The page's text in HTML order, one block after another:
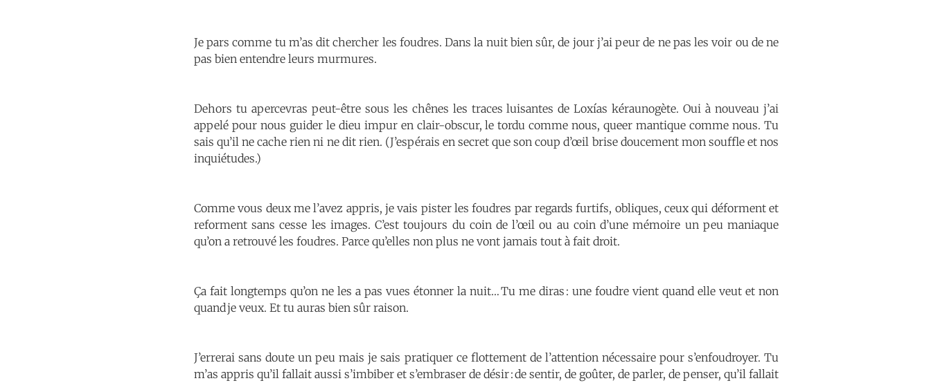
Je pars comme tu m’as dit chercher les foudres. Dans la nuit bien sûr, de jour j’ai peur de ne pas les voir ou de ne
pas bien entendre leurs murmures.
Dehors tu apercevras peut-être sous les chênes les traces luisantes de Loxías kéraunogète. Oui à nouveau j’ai
appelé pour nous guider le dieu impur en clair-obscur, le tordu comme nous, queer mantique comme nous. Tu
sais qu’il ne cache rien ni ne dit rien. (J’espérais en secret que son coup d’œil brise doucement mon souffle et nos
inquiétudes.)
Comme vous deux me l’avez appris, je vais pister les foudres par regards furtifs, obliques, ceux qui déforment et
reforment sans cesse les images. C’est toujours du coin de l’œil ou au coin d’une mémoire un peu maniaque
qu’on a retrouvé les foudres. Parce qu’elles non plus ne vont jamais tout à fait droit.
Ça fait longtemps qu’on ne les a pas vues étonner la nuit… Tu me diras : une foudre vient quand elle veut et non
quand je veux. Et tu auras bien sûr raison.
J’errerai sans doute un peu mais je sais pratiquer ce flottement de l’attention nécessaire pour s’enfoudroyer. Tu
m’as appris qu’il fallait aussi s’imbiber et s’embraser de désir : de sentir, de goûter, de parler, de penser, qu’il fallait